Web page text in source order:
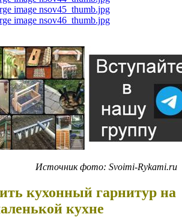
Источник фото: Svoimi-Rykami.ru
кухонный гарнитур на
кухне